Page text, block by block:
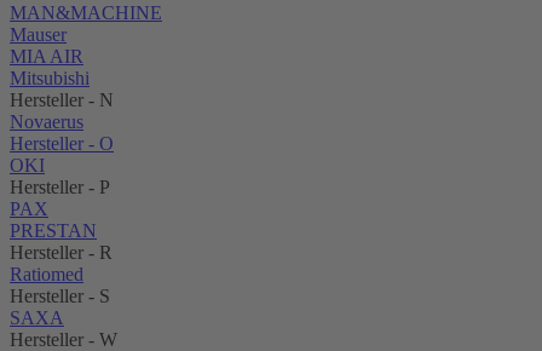
MAN&MACHINE
Mauser
MIA AIR
Mitsubishi
Hersteller - N
Novaerus
Hersteller - O
OKI
Hersteller - P
PAX
PRESTAN
Hersteller - R
Ratiomed
Hersteller - S
SAXA
Hersteller - W